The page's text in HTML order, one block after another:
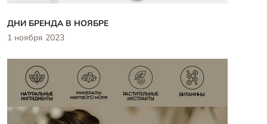
ДНИ БРЕНДА В НОЯБРЕ
1 ноября 2023